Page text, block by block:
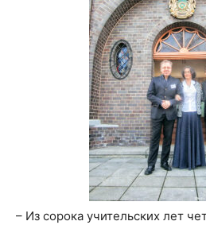
– Из сорока учительских лет